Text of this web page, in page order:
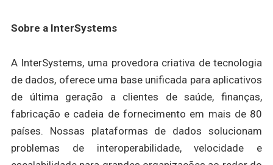
Sobre a InterSystems
A InterSystems, uma provedora criativa de tecnologia
de dados, oferece uma base unificada para aplicativos
de última geração a clientes de saúde, finanças,
fabricação e cadeia de fornecimento em mais de 80
países. Nossas plataformas de dados solucionam
problemas de interoperabilidade, velocidade e